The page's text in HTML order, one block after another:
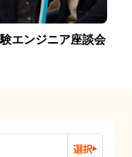
エンジニア座談会
選択